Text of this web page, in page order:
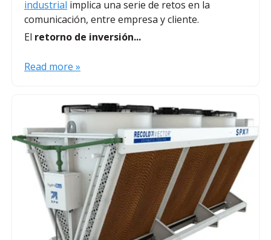
industrial implica una serie de retos en la
comunicación, entre empresa y cliente.
El retorno de inversión...
Read more »